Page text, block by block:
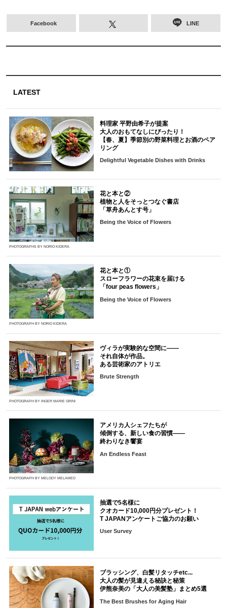
Facebook LINE
LATEST
料理家 平野由希子が提案
大人のおもてなしにぴったり！
【春、夏】季節別の野菜料理とお酒のペア
リング
Delightful Vegetable Dishes with Drinks
PHOTOGRAPHS BY NORIO KIDERA
花と本と②
植物と人をそっとつなぐ書店
「草舟あんとす号」
Being the Voice of Flowers
PHOTOGRAPH BY NORIO KIDERA
花と本と①
スローフラワーの花束を届ける
「four peas flowers」
Being the Voice of Flowers
PHOTOGRAPH BY INGER MARIE GRINI
ヴィラが実験的な空間に――
それ自体が作品。
ある芸術家のアトリエ
Brute Strength
PHOTOGRAPH BY MELODY MELAMED
アメリカ人シェフたちが
傾倒する、新しい食の習慣――
終わりなき饗宴
An Endless Feast
抽選で5名様に
クオカード10,000円分プレゼント！
T JAPANアンケートご協力のお願い
User Survey
ブラッシング、白髪リタッチetc...
大人の髪が見違える秘訣と秘策
伊熊奈美の「大人の美髪塾」まとめ5選
The Best Brushes for Aging Hair